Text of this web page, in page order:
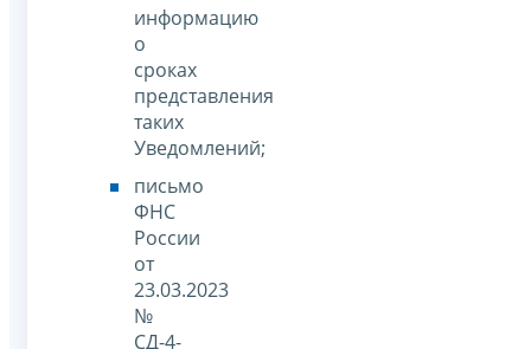
информацию
о
сроках
представления
таких
Уведомлений;
письмо
ФНС
России
от
23.03.2023
№
СД-4-